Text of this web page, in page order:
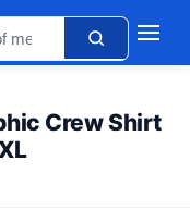
Crew Shirt